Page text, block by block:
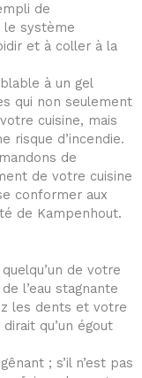
de
le système
et à coller à la
à un gel
qui non seulement
cuisine, mais
risque d’incendie.
de
de votre cuisine
conformer aux
de Kampenhout.
de votre
l’eau stagnante
les dents et votre
qu’un égout
; s’il n’est pas